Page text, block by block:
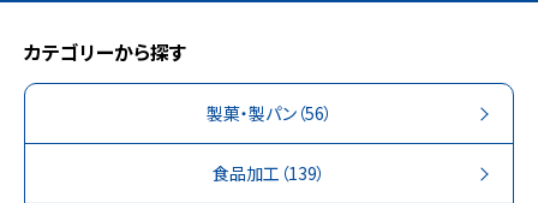
カテゴリーから探す
製菓・製パン（56）
食品加工 （139）